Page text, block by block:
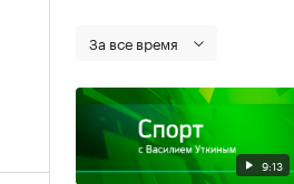
За все время
9:13